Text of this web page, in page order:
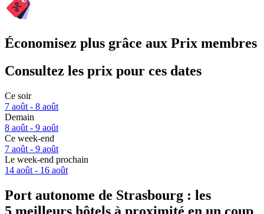
Économisez plus grâce aux Prix membres
Consultez les prix pour ces dates
Ce soir
7 août - 8 août
Demain
8 août - 9 août
Ce week-end
7 août - 9 août
Le week-end prochain
14 août - 16 août
Port autonome de Strasbourg : les